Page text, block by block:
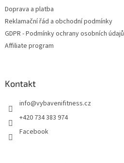
Doprava a platba
Reklamační řád a obchodní podmínky
GDPR - Podmínky ochrany osobních údajů
Affiliate program
Kontakt
info@vybavenifitness.cz
+420 734 383 974
Facebook